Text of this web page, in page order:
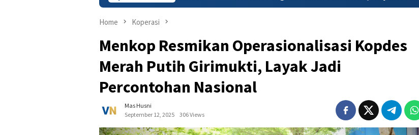
Home Koperasi
Menkop Resmikan Operasionalisasi Kopdes
Merah Putih Girimukti, Layak Jadi
Percontohan Nasional
Mas Husni
September 12, 2025
306 Views